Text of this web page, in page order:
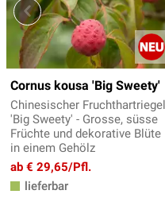
Cornus kousa 'Big Sweety'
Chinesischer Fruchthartriegel
'Big Sweety' - Grosse, süsse
Früchte und dekorative Blüte
in einem Gehölz
ab € 29,65/Pfl.
lieferbar